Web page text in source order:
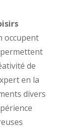
occupent
permettent
de
en la
divers